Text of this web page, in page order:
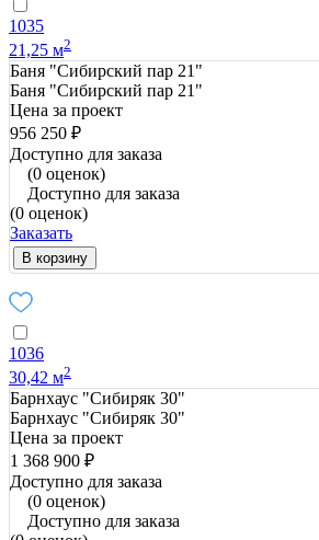
1035
21,25 м2
Баня "Сибирский пар 21"
Баня "Сибирский пар 21"
Цена за проект
956 250 ₽
Доступно для заказа
(0 оценок)
Доступно для заказа
(0 оценок)
Заказать
В корзину
1036
30,42 м2
Барнхаус "Сибиряк 30"
Барнхаус "Сибиряк 30"
Цена за проект
1 368 900 ₽
Доступно для заказа
(0 оценок)
Доступно для заказа